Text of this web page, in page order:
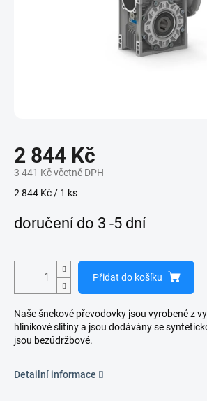
2 844 Kč
3 441 Kč včetně DPH
Měrná
2 844 Kč / 1 ks
doručení do 3 -5 dní
Přidat do košíku
Naše šnekové převodovky jsou vyrobené z
hliníkové slitiny a jsou dodávány se
jsou bezúdržbové.
Detailní informace